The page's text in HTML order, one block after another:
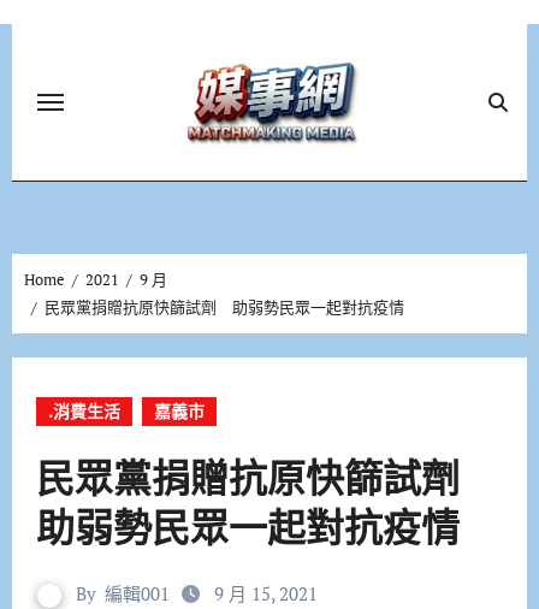
Home 2021
9 月
民眾黨捐贈抗原快篩試劑 助弱勢民眾一起對抗疫情
.消費生活 嘉義市
民眾黨捐贈抗原快篩試劑
助弱勢民眾一起對抗疫情
By 編輯001 9 月 15, 2021